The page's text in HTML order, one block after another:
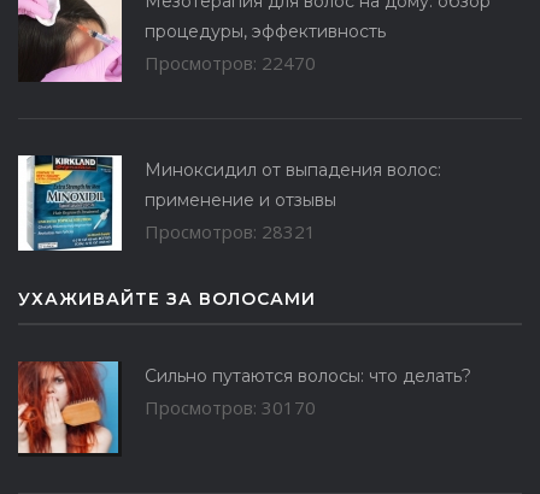
процедуры, эффективность
Просмотров: 22470
Миноксидил от выпадения волос:
применение и отзывы
Просмотров: 28321
УХАЖИВАЙТЕ ЗА ВОЛОСАМИ
Сильно путаются волосы: что делать?
Просмотров: 30170